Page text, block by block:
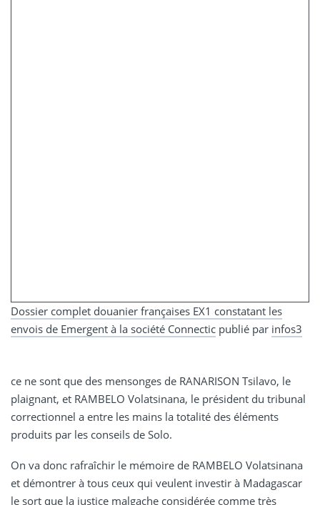
Dossier complet douanier françaises EX1 constatant les
envois de Emergent à la société Connectic publié par infos3
ce ne sont que des mensonges de RANARISON Tsilavo, le
plaignant, et RAMBELO Volatsinana, le président du tribunal
correctionnel a entre les mains la totalité des éléments
produits par les conseils de Solo.
On va donc rafraîchir le mémoire de RAMBELO Volatsinana
et démontrer à tous ceux qui veulent investir à Madagascar
le sort que la justice malgache considérée comme très